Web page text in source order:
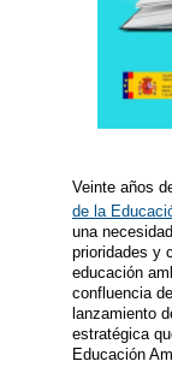
Veinte años
de la
una
prioridades y
educación
confluencia
lanzamiento
estratégica
Educación